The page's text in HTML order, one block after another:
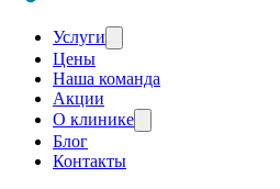
Услуги
Цены
Наша команда
Акции
О клинике
Блог
Контакты